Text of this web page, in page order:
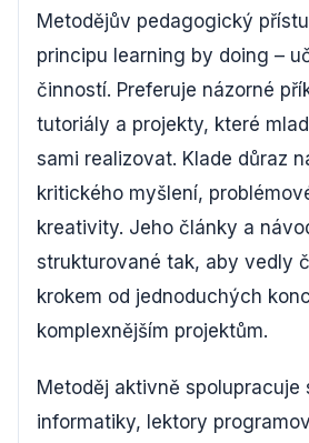
Metodějův pedagogický
principu learning by doing –
činností. Preferuje názorné
tutoriály a projekty, které
sami realizovat. Klade důraz
kritického myšlení,
kreativity. Jeho články a
strukturované tak, aby vedly
krokem od jednoduchých
komplexnějším projektům.
Metoděj aktivně spolupracuje
informatiky, lektory